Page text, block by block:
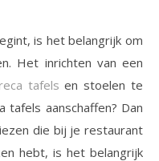
is het belangrijk om
Het inrichten van een
tafels en stoelen te
tafels aanschaffen? Dan
die bij je restaurant
hebt, is het belangrijk